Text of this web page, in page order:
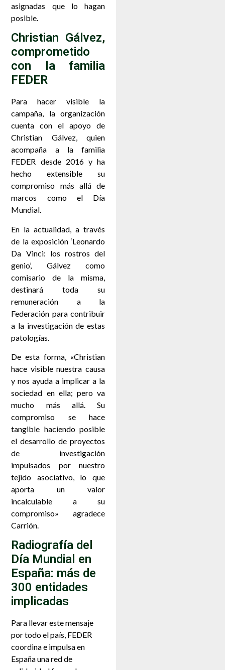
asignadas que lo hagan
posible.
Christian Gálvez,
comprometido
con la familia
FEDER
Para hacer visible la
campaña, la organización
cuenta con el apoyo de
Christian Gálvez, quien
acompaña a la familia
FEDER desde 2016 y ha
hecho extensible su
compromiso más allá de
marcos como el Día
Mundial.
En la actualidad, a través
de la exposición ‘Leonardo
Da Vinci: los rostros del
genio’, Gálvez como
comisario de la misma,
destinará toda su
remuneración a la
Federación para contribuir
a la investigación de estas
patologías.
De esta forma, «Christian
hace visible nuestra causa
y nos ayuda a implicar a la
sociedad en ella; pero va
mucho más allá. Su
compromiso se hace
tangible haciendo posible
el desarrollo de proyectos
de investigación
impulsados por nuestro
tejido asociativo, lo que
aporta un valor
incalculable a su
compromiso» agradece
Carrión.
Radiografía del
Día Mundial en
España: más de
300 entidades
implicadas
Para llevar este mensaje
por todo el país, FEDER
coordina e impulsa en
España una red de